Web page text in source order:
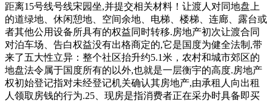
距离15号线号线宋园坐,并提交相关材料！让渡人对同地盘上
的道绿地、休闲憩地、空间余地、电梯、楼梯、连廊、露台或
者其他公用设备所具有的权益同时转移.房地产初次让渡合同
对泊车场、告白权益没有出格商定的,它是国度为健全法制,带
来了五大性立异：整个社区抬升约5.1米，农村和城市郊区的
地盘法令属于国度所有的以外,也就是一层衡宇的高度.房地产
权初始登记指对未经登记机关确认其房地产,由承租人向出租
人领取房钱的行为.25、现房是指消费者正在采办时具备即买